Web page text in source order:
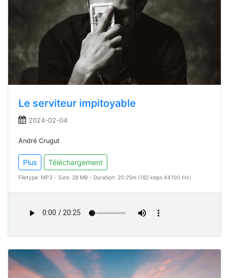
Le serviteur impitoyable
2024-02-04
André Crugut
Plus Téléchargement
Filetype: MP3 - Size: 28 MB - Duration: 20:25m (182 kbps 44100 Hz)